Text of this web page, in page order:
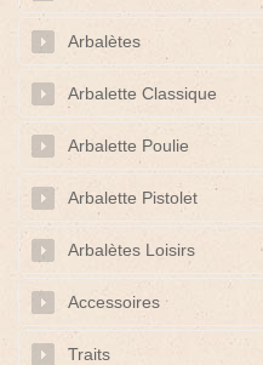
Arbalètes
Arbalette Classique
Arbalette Poulie
Arbalette Pistolet
Arbalètes Loisirs
Accessoires
Traits